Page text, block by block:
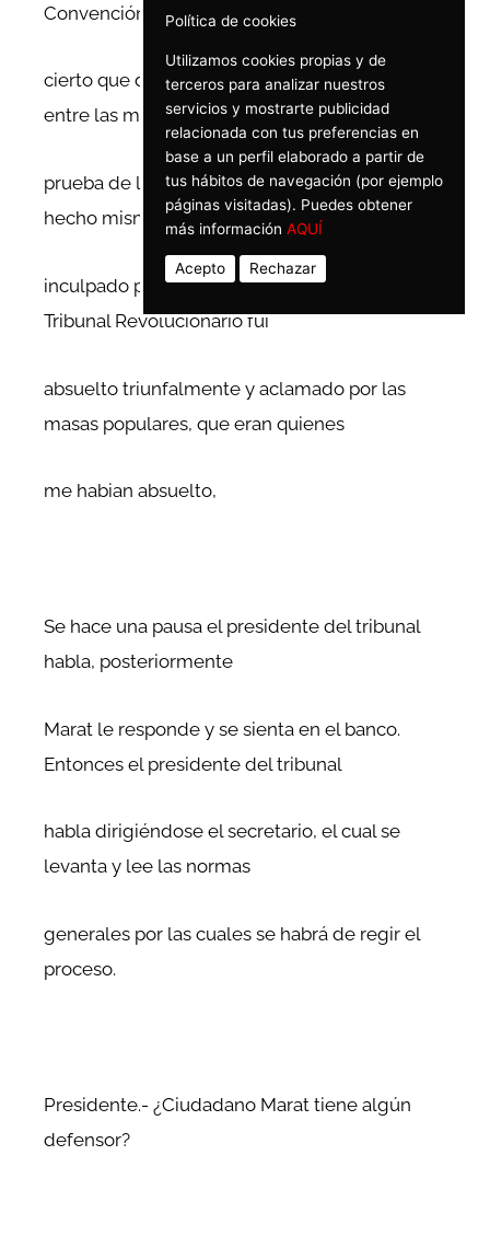
Convención, no es menos
cierto que disponia de una amplia audiencia
entre las masas populares. La
prueba de la audiencia que tenia, esta en el
hecho mismo de que al ser
inculpado por la Convención y llevado ante el
Tribunal Revolucionario fui
absuelto triunfalmente y aclamado por las
masas populares, que eran quienes
me habian absuelto,
Se hace una pausa el presidente del tribunal
habla, posteriormente
Marat le responde y se sienta en el banco.
Entonces el presidente del tribunal
habla dirigiéndose el secretario, el cual se
levanta y lee las normas
generales por las cuales se habrá de regir el
proceso.
Presidente.- ¿Ciudadano Marat tiene algún
defensor?
Política de cookies
Utilizamos cookies propias y de
terceros para analizar nuestros
servicios y mostrarte publicidad
relacionada con tus preferencias en
base a un perfil elaborado a partir de
tus hábitos de navegación (por ejemplo
páginas visitadas). Puedes obtener
más información AQUÍ
Acepto Rechazar